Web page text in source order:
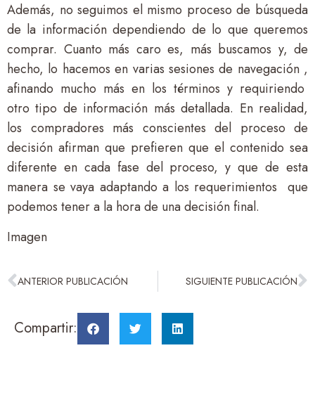
Además, no seguimos el mismo proceso de búsqueda
de la información dependiendo de lo que queremos
comprar. Cuanto más caro es, más buscamos y, de
hecho, lo hacemos en varias sesiones de navegación ,
afinando mucho más en los términos y requiriendo
otro tipo de información más detallada. En realidad,
los compradores más conscientes del proceso de
decisión afirman que prefieren que el contenido sea
diferente en cada fase del proceso, y que de esta
manera se vaya adaptando a los requerimientos que
podemos tener a la hora de una decisión final.
Imagen
ANTERIOR PUBLICACIÓN SIGUIENTE PUBLICACIÓN
Compartir: